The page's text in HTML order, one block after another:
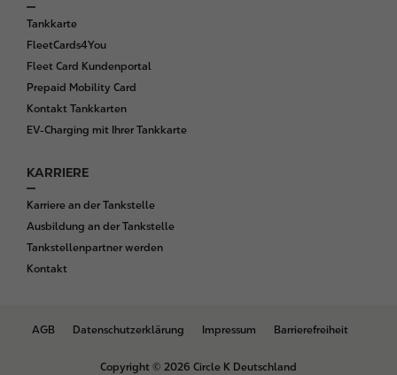
Tankkarte
FleetCards4You
Fleet Card Kundenportal
Prepaid Mobility Card
Kontakt Tankkarten
EV-Charging mit Ihrer Tankkarte
KARRIERE
Karriere an der Tankstelle
Ausbildung an der Tankstelle
Tankstellenpartner werden
Kontakt
B
AGB Datenschutzerklärung Impressum Barrierefreiheit
Copyright © 2026 Circle K Deutschland